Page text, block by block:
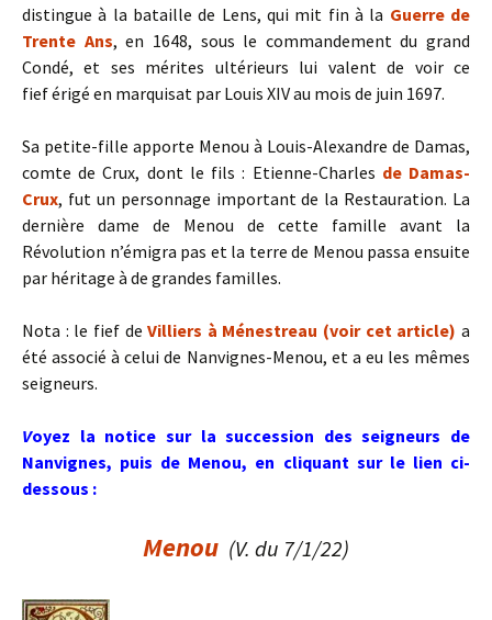
distingue à la bataille de Lens, qui mit fin à la Guerre de
Trente Ans, en 1648, sous le commandement du grand
Condé, et ses mérites ultérieurs lui valent de voir ce
fief érigé en marquisat par Louis XIV au mois de juin 1697.
Sa petite-fille apporte Menou à Louis-Alexandre de Damas,
comte de Crux, dont le fils : Etienne-Charles de Damas-
Crux, fut un personnage important de la Restauration. La
dernière dame de Menou de cette famille avant la
Révolution n’émigra pas et la terre de Menou passa ensuite
par héritage à de grandes familles.
Nota : le fief deVilliers à Ménestreau (voir cet article) a
été associé à celui de Nanvignes-Menou, et a eu les mêmes
seigneurs.
Voyez la notice sur la succession des seigneurs de
Nanvignes, puis de Menou, en cliquant sur le lien ci-
dessous :
Menou (V. du 7/1/22)